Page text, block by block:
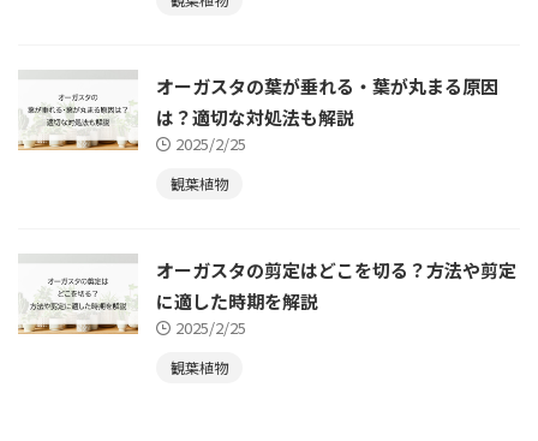
オーガスタの葉が垂れる・葉が丸まる原因
は？適切な対処法も解説
2025/2/25
観葉植物
オーガスタの剪定はどこを切る？方法や剪定
に適した時期を解説
2025/2/25
観葉植物